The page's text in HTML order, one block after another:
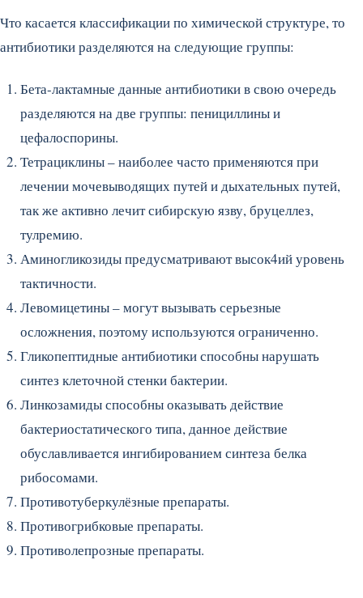
Что касается классификации по химической структуре, то
антибиотики разделяются на следующие группы:
Бета-лактамные данные антибиотики в свою очередь
разделяются на две группы: пенициллины и
цефалоспорины.
Тетрациклины – наиболее часто применяются при
лечении мочевыводящих путей и дыхательных путей,
так же активно лечит сибирскую язву, бруцеллез,
тулремию.
Аминогликозиды предусматривают высок4ий уровень
тактичности.
Левомицетины – могут вызывать серьезные
осложнения, поэтому используются ограниченно.
Гликопептидные антибиотики способны нарушать
синтез клеточной стенки бактерии.
Линкозамиды способны оказывать действие
бактериостатического типа, данное действие
обуславливается ингибированием синтеза белка
рибосомами.
Противотуберкулёзные препараты.
Противогрибковые препараты.
Противолепрозные препараты.